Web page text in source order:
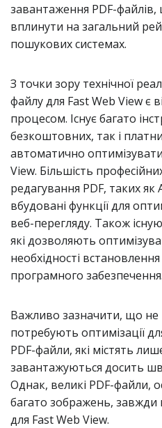
завантаження PDF-
вплинути на загальний
пошукових системах.
З точки зору технічної
файлу для Fast Web View є
процесом. Існує багато
безкоштовних, так і
автоматично
View. Більшість
редагування PDF, таких
вбудовані функції для
веб-перегляду. Також
які дозволяють
необхідності
програмного забезпечення.
Важливо зазначити, що не
потребують оптимізації
PDF-файли, які містять
завантажуються досить
Однак, великі PDF-файли,
багато зображень, завжди
для Fast Web View.